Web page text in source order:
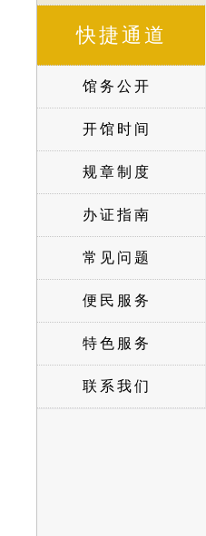
快捷通道
馆务公开
开馆时间
规章制度
办证指南
常见问题
便民服务
特色服务
联系我们